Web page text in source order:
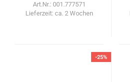
Art.Nr.: 001.777571
Lieferzeit: ca. 2 Wochen
-25%